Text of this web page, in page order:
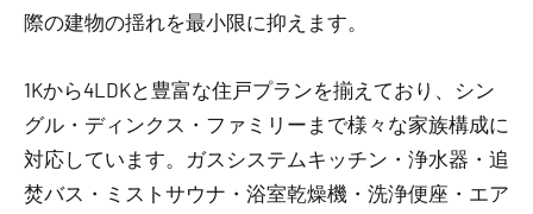
際の建物の揺れを最小限に抑えます。
1Kから4LDKと豊富な住戸プランを揃えており、シン
グル・ディンクス・ファミリーまで様々な家族構成に
対応しています。ガスシステムキッチン・浄水器・追
焚バス・ミストサウナ・浴室乾燥機・洗浄便座・エア